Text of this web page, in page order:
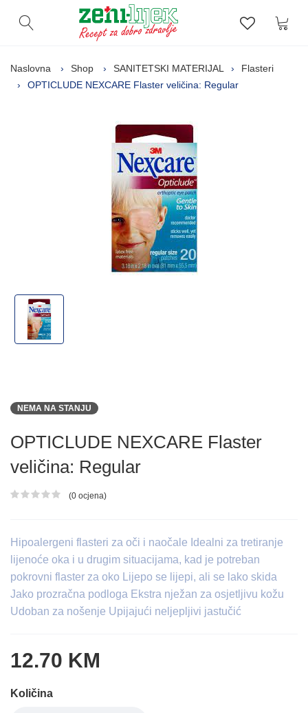
Otvori pretragu Lista
Naslovna Shop SANITETSKI MATERIJAL
Flasteri
OPTICLUDE NEXCARE Flaster veličina: Regular
NEMA NA STANJU
OPTICLUDE NEXCARE Flaster
veličina: Regular
Ocjena proizvoda
(0 ocjena)
Hipoalergeni flasteri za oči i naočale Idealni za tretiranje
lijenoće oka i u drugim situacijama, kad je potreban
pokrovni flaster za oko Lijepo se lijepi, ali se lako skida
Jako prozračna podloga Ekstra nježan za osjetljivu kožu
Udoban za nošenje Upijajući neljepljivi jastučić
12.70 KM
Količina